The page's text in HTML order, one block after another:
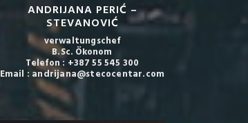
ANDRIJANA PERIĆ –
STEVANOVIĆ
verwaltungschef
B.Sc. Ökonom
Telefon : +387 55 545 300
Email : andrijana@stecocentar.com